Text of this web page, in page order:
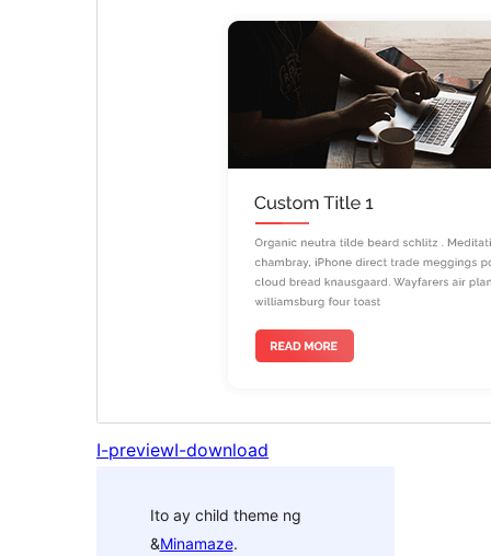
I-previewI-download
Ito ay child theme ng
&Minamaze.